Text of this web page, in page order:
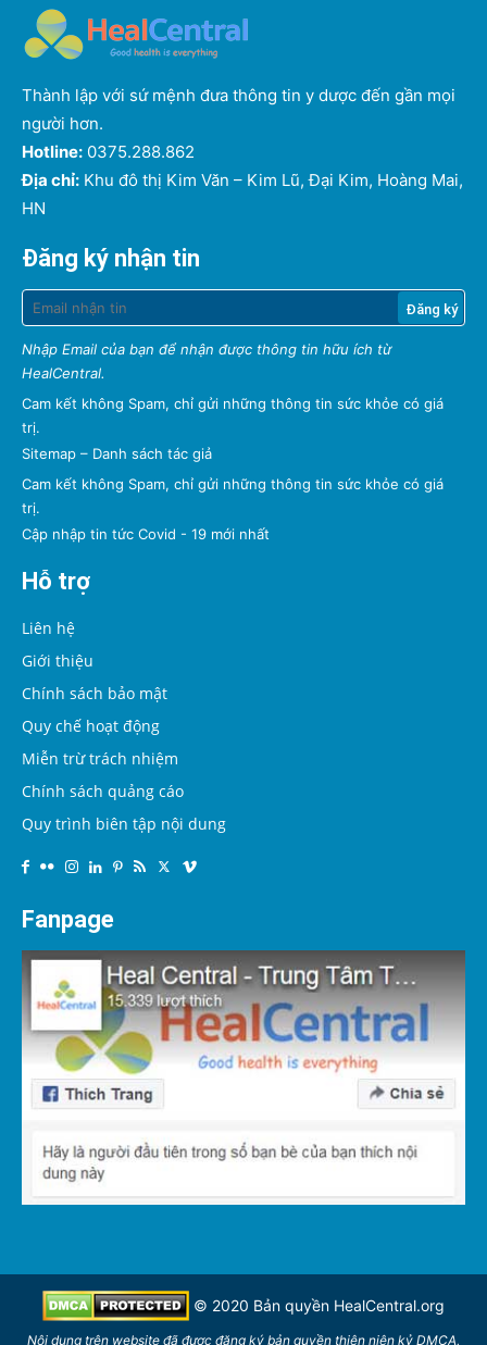
Thành lập với sứ mệnh đưa thông tin y dược đến gần mọi
người hơn.
Hotline: 0375.288.862
Địa chỉ: Khu đô thị Kim Văn – Kim Lũ, Đại Kim, Hoàng Mai,
HN
Đăng ký nhận tin
Nhập Email của bạn để nhận được thông tin hữu ích từ
HealCentral.
Cam kết không Spam, chỉ gửi những thông tin sức khỏe có giá
trị.
Sitemap – Danh sách tác giả
Cam kết không Spam, chỉ gửi những thông tin sức khỏe có giá
trị.
Cập nhập tin tức Covid - 19 mới nhất
Hỗ trợ
Liên hệ
Giới thiệu
Chính sách bảo mật
Quy chế hoạt động
Miễn trừ trách nhiệm
Chính sách quảng cáo
Quy trình biên tập nội dung
Fanpage
© 2020 Bản quyền HealCentral.org
Nội dung trên website đã được đăng ký bản quyền thiên niên kỷ DMCA,